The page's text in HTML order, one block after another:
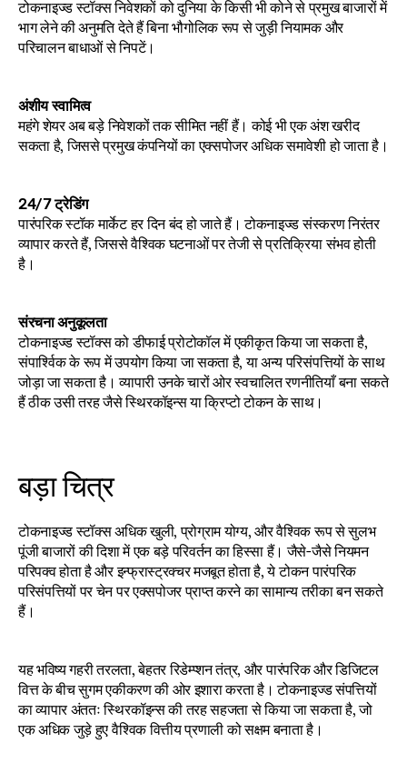
टोकनाइज्ड स्टॉक्स निवेशकों को दुनिया के किसी भी कोने से प्रमुख बाजारों में
भाग लेने की अनुमति देते हैं बिना भौगोलिक रूप से जुड़ी नियामक और
परिचालन बाधाओं से निपटें।
अंशीय स्वामित्व
महंगे शेयर अब बड़े निवेशकों तक सीमित नहीं हैं। कोई भी एक अंश खरीद
सकता है, जिससे प्रमुख कंपनियों का एक्सपोजर अधिक समावेशी हो जाता है।
24/7 ट्रेडिंग
पारंपरिक स्टॉक मार्केट हर दिन बंद हो जाते हैं। टोकनाइज्ड संस्करण निरंतर
व्यापार करते हैं, जिससे वैश्विक घटनाओं पर तेजी से प्रतिक्रिया संभव होती
है।
संरचना अनुकूलता
टोकनाइज्ड स्टॉक्स को डीफाई प्रोटोकॉल में एकीकृत किया जा सकता है,
संपार्श्विक के रूप में उपयोग किया जा सकता है, या अन्य परिसंपत्तियों के साथ
जोड़ा जा सकता है। व्यापारी उनके चारों ओर स्वचालित रणनीतियाँ बना सकते
हैं ठीक उसी तरह जैसे स्थिरकॉइन्स या क्रिप्टो टोकन के साथ।
बड़ा चित्र
टोकनाइज्ड स्टॉक्स अधिक खुली, प्रोग्राम योग्य, और वैश्विक रूप से सुलभ
पूंजी बाजारों की दिशा में एक बड़े परिवर्तन का हिस्सा हैं। जैसे-जैसे नियमन
परिपक्व होता है और इन्फ्रास्ट्रक्चर मजबूत होता है, ये टोकन पारंपरिक
परिसंपत्तियों पर चेन पर एक्सपोजर प्राप्त करने का सामान्य तरीका बन सकते
हैं।
यह भविष्य गहरी तरलता, बेहतर रिडेम्प्शन तंत्र, और पारंपरिक और डिजिटल
वित्त के बीच सुगम एकीकरण की ओर इशारा करता है। टोकनाइज्ड संपत्तियों
का व्यापार अंततः स्थिरकॉइन्स की तरह सहजता से किया जा सकता है, जो
एक अधिक जुड़े हुए वैश्विक वित्तीय प्रणाली को सक्षम बनाता है।